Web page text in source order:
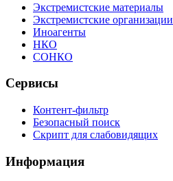
Экстремистские материалы
Экстремистские организации
Иноагенты
НКО
СОНКО
Сервисы
Контент-фильтр
Безопасный поиск
Скрипт для слабовидящих
Информация